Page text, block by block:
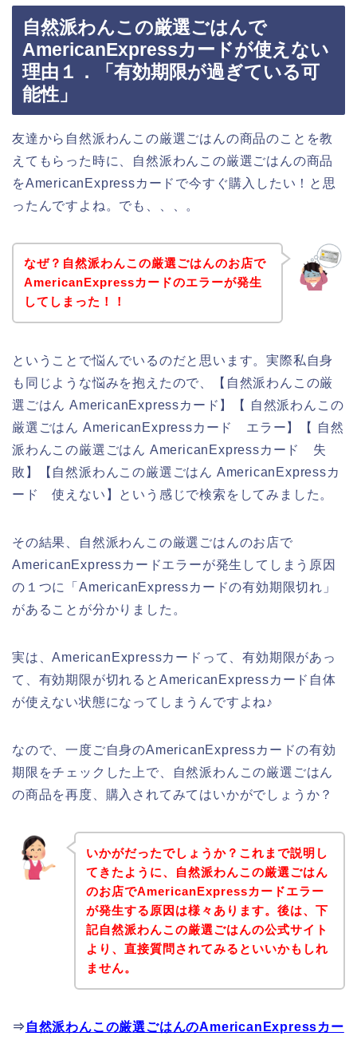
自然派わんこの厳選ごはんで
AmericanExpressカードが使えない
理由１．「有効期限が過ぎている可
能性」
友達から自然派わんこの厳選ごはんの商品のことを教
えてもらった時に、自然派わんこの厳選ごはんの商品
をAmericanExpressカードで今すぐ購入したい！と思
ったんですよね。でも、、、。
なぜ？自然派わんこの厳選ごはんのお店で
AmericanExpressカードのエラーが発生
してしまった！！
ということで悩んでいるのだと思います。実際私自身
も同じような悩みを抱えたので、【自然派わんこの厳
選ごはん AmericanExpressカード】【 自然派わんこの
厳選ごはん AmericanExpressカード エラー】【 自然
派わんこの厳選ごはん AmericanExpressカード 失
敗】【自然派わんこの厳選ごはん AmericanExpressカ
ード 使えない】という感じで検索をしてみました。
その結果、自然派わんこの厳選ごはんのお店で
AmericanExpressカードエラーが発生してしまう原因
の１つに「AmericanExpressカードの有効期限切れ」
があることが分かりました。
実は、AmericanExpressカードって、有効期限があっ
て、有効期限が切れるとAmericanExpressカード自体
が使えない状態になってしまうんですよね♪
なので、一度ご自身のAmericanExpressカードの有効
期限をチェックした上で、自然派わんこの厳選ごはん
の商品を再度、購入されてみてはいかがでしょうか？
いかがだったでしょうか？これまで説明し
てきたように、自然派わんこの厳選ごはん
のお店でAmericanExpressカードエラー
が発生する原因は様々あります。後は、下
記自然派わんこの厳選ごはんの公式サイト
より、直接質問されてみるといいかもしれ
ません。
⇒ 自然派わんこの厳選ごはんのAmericanExpressカー